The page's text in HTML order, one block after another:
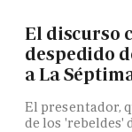
El discurso
despedido
a La
El presentador,
de los 'rebeldes'